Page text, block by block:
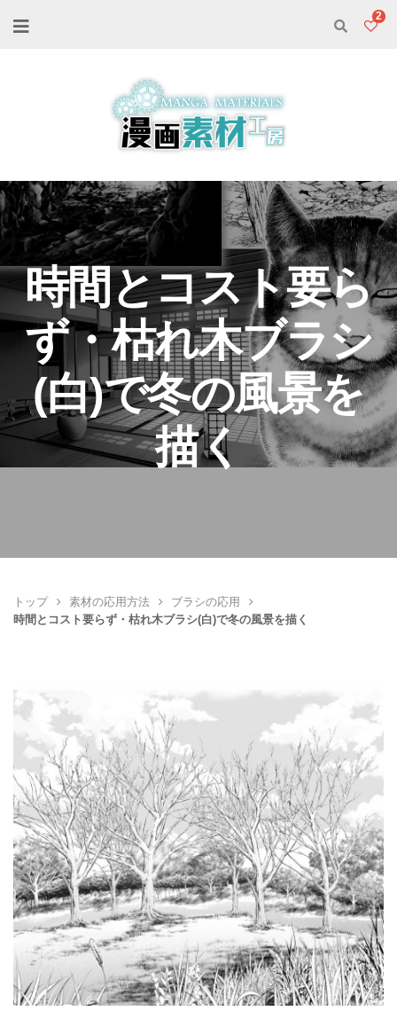
2
時間とコスト要ら
ず・枯れ木ブラシ
(白)で冬の風景を
描く
トップ 素材の応用方法
ブラシの応用
時間とコスト要らず・枯れ木ブラシ(白)で冬の風景を描く